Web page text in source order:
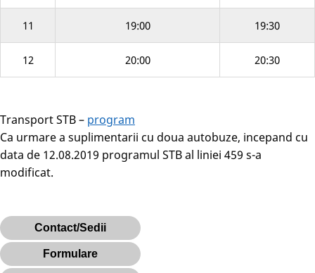
Contact/Sedii
Formulare
11 19:00 19:30
12 20:00 20:30
Transport STB – program
Ca urmare a suplimentarii cu doua autobuze, incepand cu
data de 12.08.2019 programul STB al liniei 459 s-a
modificat.